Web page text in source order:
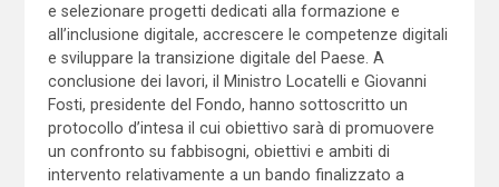
e selezionare progetti dedicati alla formazione e
all’inclusione digitale, accrescere le competenze digitali
e sviluppare la transizione digitale del Paese. A
conclusione dei lavori, il Ministro Locatelli e Giovanni
Fosti, presidente del Fondo, hanno sottoscritto un
protocollo d’intesa il cui obiettivo sarà di promuovere
un confronto su fabbisogni, obiettivi e ambiti di
intervento relativamente a un bando finalizzato a